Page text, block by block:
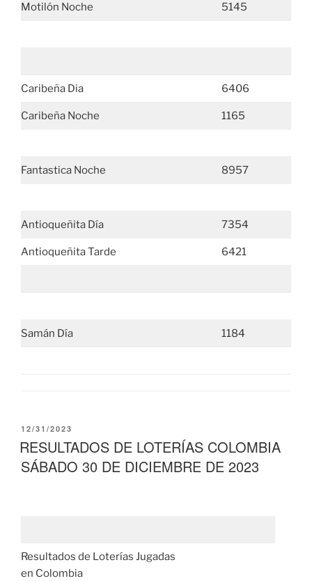
Motilón Noche 5145
Caribeña Dia 6406
Caribeña Noche 1165
Fantastica Noche 8957
Antioqueñita Día 7354
Antioqueñita Tarde 6421
Samán Día 1184
PUBLICADO
EL
12/31/2023
RESULTADOS DE LOTERÍAS COLOMBIA
SÁBADO 30 DE DICIEMBRE DE 2023
Resultados de Loterías Jugadas
en Colombia